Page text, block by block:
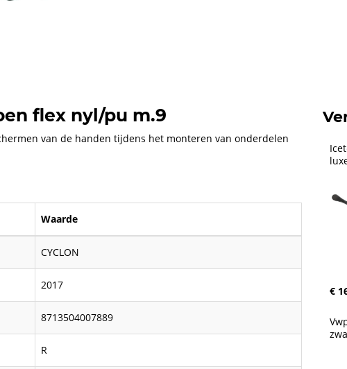
flex nyl/pu m.9
van de handen tijdens het monteren van onderdelen
Waarde
CYCLON
2017
8713504007889
R
€